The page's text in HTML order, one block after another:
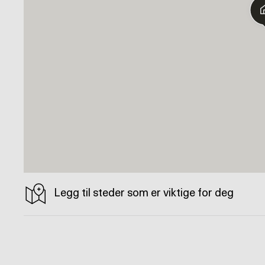
Legg til steder som er viktige for deg